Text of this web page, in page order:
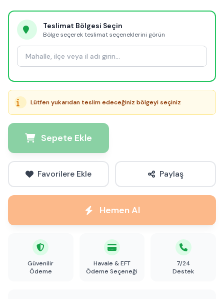
Teslimat Bölgesi Seçin
Bölge seçerek teslimat seçeneklerini görün
Lütfen yukarıdan teslim edeceğiniz bölgeyi seçiniz
Sepete Ekle
Favorilere Ekle Paylaş
Hemen Al
Güvenilir
Ödeme
Havale & EFT
Ödeme Seçeneği
7/24
Destek